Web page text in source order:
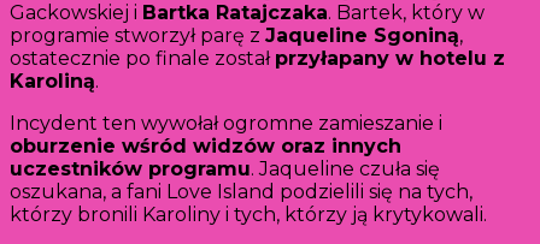
Gackowskiej i Bartka Ratajczaka. Bartek, który w
programie stworzył parę z Jaqueline Sgoniną,
ostatecznie po finale został przyłapany w hotelu z
Karoliną.
Incydent ten wywołał ogromne zamieszanie i
oburzenie wśród widzów oraz innych
uczestników programu. Jaqueline czuła się
oszukana, a fani Love Island podzielili się na tych,
którzy bronili Karoliny i tych, którzy ją krytykowali.